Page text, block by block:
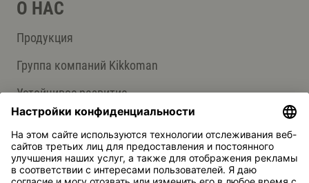
О НАС
Продукция
Группа компаний Kikkoman
Устойчивое развитие
СЛУЖБА ПОДДЕРЖКИ
Ответы на вопросы